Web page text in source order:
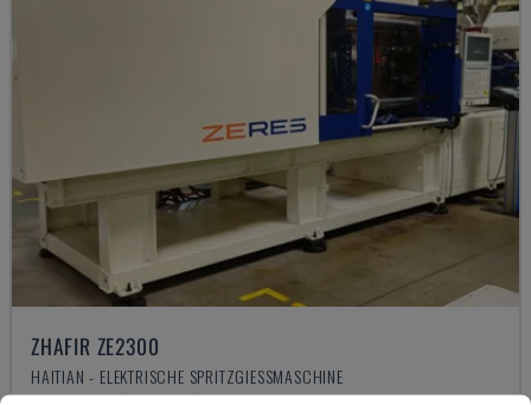
ZHAFIR ZE2300
HAITIAN - ELEKTRISCHE SPRITZGIESSMASCHINE